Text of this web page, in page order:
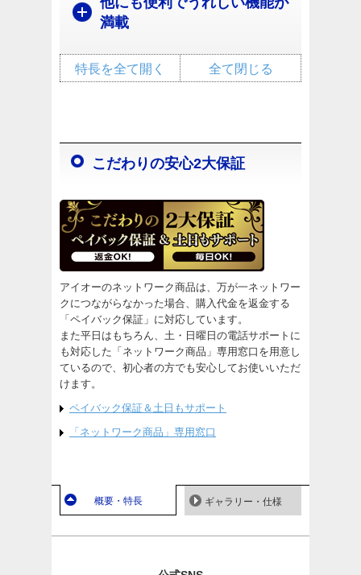
満載
全て閉じる
特長を全て開く
こだわりの安心2大保証
アイオーのネットワーク商品は、万が一ネットワー
クにつながらなかった場合、購入代金を返金する
「ペイバック保証」に対応しています。
また平日はもちろん、土・日曜日の電話サポートに
も対応した「ネットワーク商品」専用窓口を用意し
ているので、初心者の方でも安心してお使いいただ
けます。
ペイバック保証＆土日もサポート
「ネットワーク商品」専用窓口
概要・特長 ギャラリー・仕様